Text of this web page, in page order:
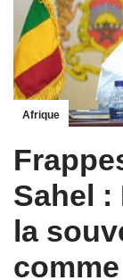
Afrique
Sahel :
la